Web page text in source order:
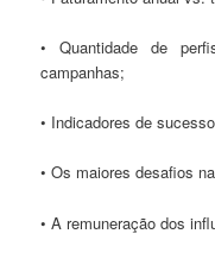
• Quantidade de
campanhas;
• Indicadores de
• Os maiores desafios
• A remuneração dos